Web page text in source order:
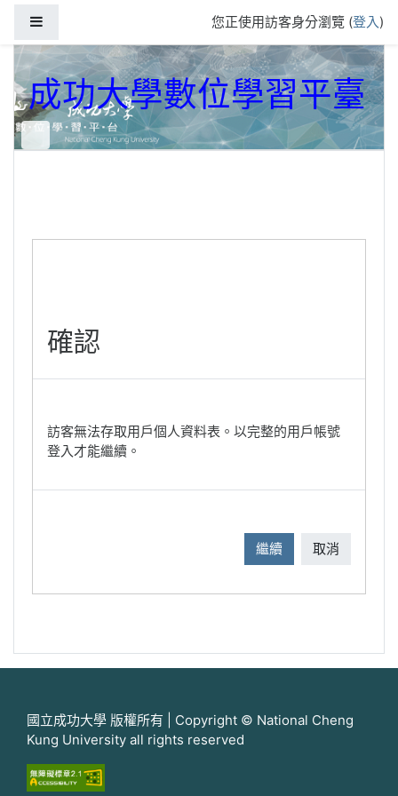
您正使用訪客身分瀏覽 (登入)
成功大學數位學習平臺
確認
訪客無法存取用戶個人資料表。以完整的用戶帳號
登入才能繼續。
繼續 取消
國立成功大學 版權所有 | Copyright © National Cheng
Kung University all rights reserved